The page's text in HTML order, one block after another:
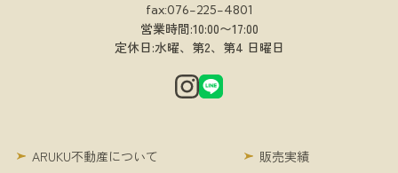
fax:076-225-4801
営業時間:10:00〜17:00
定休日:水曜、第2、第4 日曜日
ARUKU不動産について 販売実績